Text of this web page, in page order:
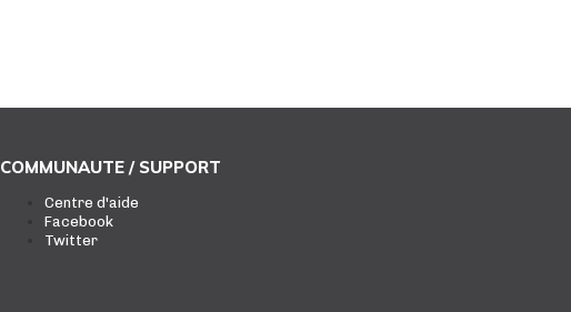
COMMUNAUTE / SUPPORT
Centre d'aide
Facebook
Twitter